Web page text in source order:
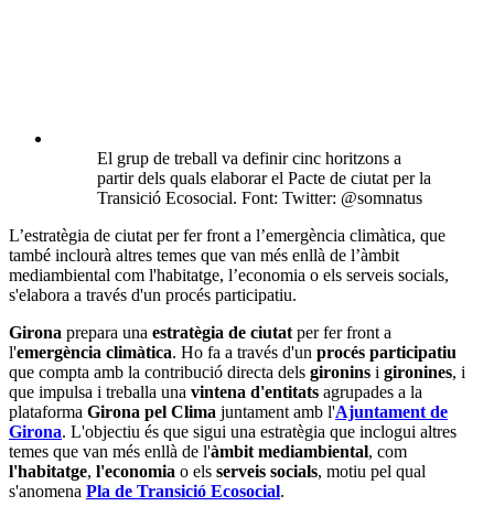
El grup de treball va definir cinc horitzons a
partir dels quals elaborar el Pacte de ciutat per la
Transició Ecosocial. Font: Twitter: @somnatus
L’estratègia de ciutat per fer front a l’emergència climàtica, que
també inclourà altres temes que van més enllà de l’àmbit
mediambiental com l'habitatge, l’economia o els serveis socials,
s'elabora a través d'un procés participatiu.
Girona prepara una estratègia de ciutat per fer front a
l'emergència climàtica. Ho fa a través d'un procés participatiu
que compta amb la contribució directa dels gironins i gironines, i
que impulsa i treballa una vintena d'entitats agrupades a la
plataforma Girona pel Clima juntament amb l'Ajuntament de
Girona. L'objectiu és que sigui una estratègia que inclogui altres
temes que van més enllà de l'àmbit mediambiental, com
l'habitatge, l'economia o els serveis socials, motiu pel qual
s'anomena Pla de Transició Ecosocial.